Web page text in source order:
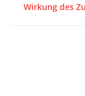
Wirkung des